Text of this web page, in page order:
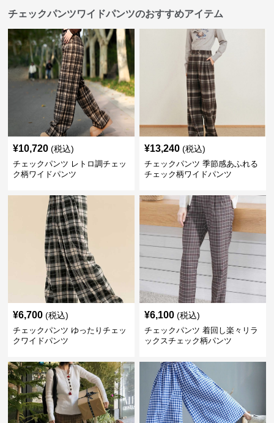
チェックパンツワイドパンツのおすすめアイテム
¥10,720 (税込)
チェックパンツ レトロ調チェッ
ク柄ワイドパンツ
¥13,240 (税込)
チェックパンツ 季節感あふれる
チェック柄ワイドパンツ
¥6,700 (税込)
チェックパンツ ゆったりチェッ
クワイドパンツ
¥6,100 (税込)
チェックパンツ 着回し楽々リラ
ックスチェック柄パンツ